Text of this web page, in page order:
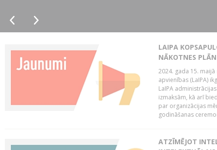
LAIPA
NĀKOTNES
2024. gada 15.
apvienības (LaIPA)
LaIPA
izmaksām, kā arī
par organizācijas
godināšanas
ATZĪMĒJOT